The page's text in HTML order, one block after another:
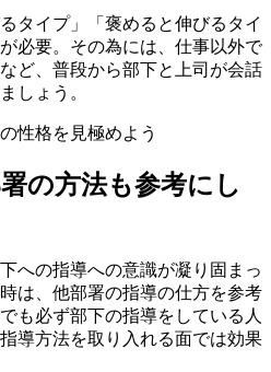
タイプ」「褒めると伸びるタイ
必要。その為には、仕事以外で
ど、普段から部下と上司が会話
しょう。
の方法も参考にし
への指導への意識が凝り固まっ
は、他部署の指導の仕方を参考
も必ず部下の指導をしている人
導方法を取り入れる面では効果